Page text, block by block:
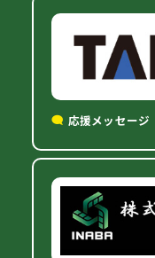
応援メッセージ